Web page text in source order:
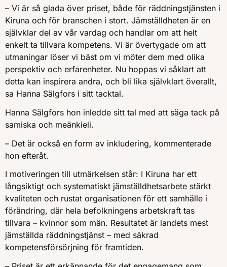
– Vi är så glada över priset, både för räddningstjänsten i
Kiruna och för branschen i stort. Jämställdheten är en
självklar del av vår vardag och handlar om att helt
enkelt ta tillvara kompetens. Vi är övertygade om att
utmaningar löser vi bäst om vi möter dem med olika
perspektiv och erfarenheter. Nu hoppas vi såklart att
detta kan inspirera andra, och bli lika självklart överallt,
sa Hanna Sälgfors i sitt tacktal.
Hanna Sälgfors hon inledde sitt tal med att säga tack på
samiska och meänkieli.
– Det är också en form av inkludering, kommenterade
hon efteråt.
I motiveringen till utmärkelsen står: I Kiruna har ett
långsiktigt och systematiskt jämställdhetsarbete stärkt
kvaliteten och rustat organisationen för ett samhälle i
förändring, där hela befolkningens arbetskraft tas
tillvara – kvinnor som män. Resultatet är landets mest
jämställda räddningstjänst – med säkrad
kompetensförsörjning för framtiden.